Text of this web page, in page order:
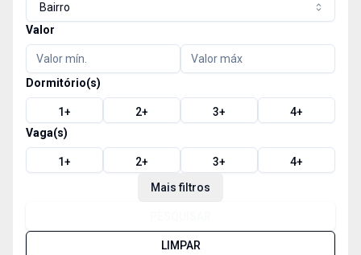
Bairro
Valor
Dormitório(s)
1+ 2+ 3+ 4+
Vaga(s)
1+ 2+ 3+ 4+
Mais filtros
LIMPAR